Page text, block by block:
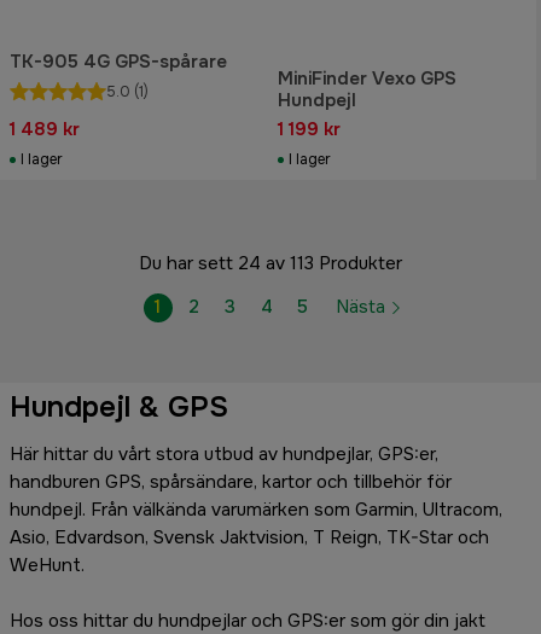
TK-905 4G GPS-spårare
5.0 (1)
1 489 kr
I lager
MiniFinder Vexo GPS
Hundpejl
1 199 kr
I lager
Du har sett 24 av 113 Produkter
1
2 3 4 5 Nästa
Hundpejl & GPS
Här hittar du vårt stora utbud av hundpejlar, GPS:er,
handburen GPS, spårsändare, kartor och tillbehör för
hundpejl. Från välkända varumärken som Garmin, Ultracom,
Asio, Edvardson, Svensk Jaktvision, T Reign, TK-Star och
WeHunt.
Hos oss hittar du hundpejlar och GPS:er som gör din jakt